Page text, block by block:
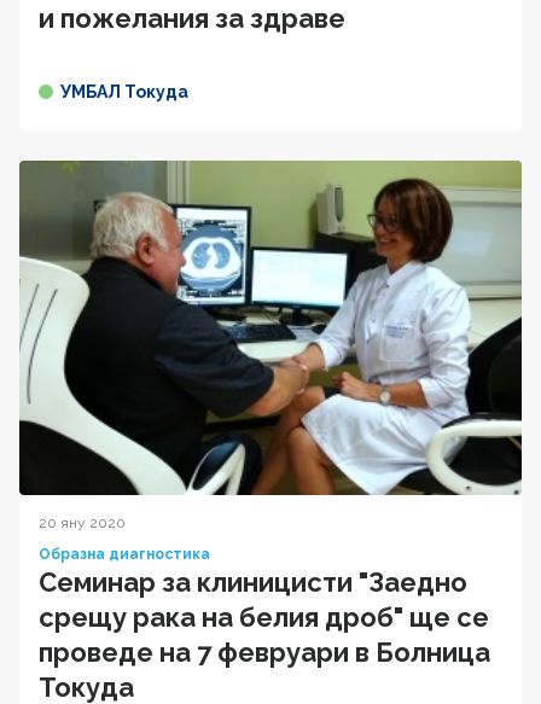
и пожелания за здраве
УМБАЛ Токуда
20 яну 2020
Образна диагностика
Семинар за клиницисти "Заедно
срещу рака на белия дроб" ще се
проведе на 7 февруари в Болница
Токуда